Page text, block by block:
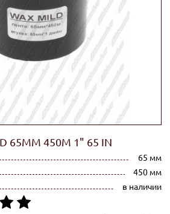
65ММ 450М 1" 65 IN
65 мм
450 мм
в наличии